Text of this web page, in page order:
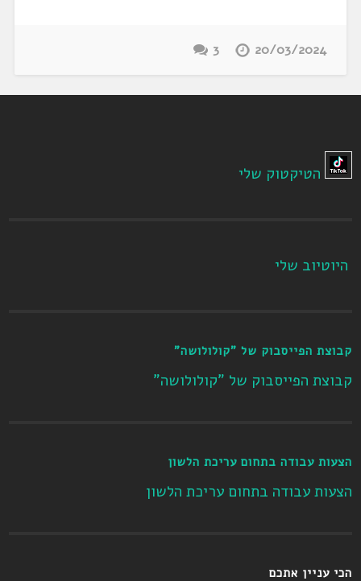
20/03/2024
3
הטיקטוק שלי
היוטיוב שלי
קבוצת הפייסבוק של "קולולושה"
קבוצת הפייסבוק של "קולולושה"
הצעות עבודה בתחום עריכת הלשון
הצעות עבודה בתחום עריכת הלשון
הכי עניין אתכם